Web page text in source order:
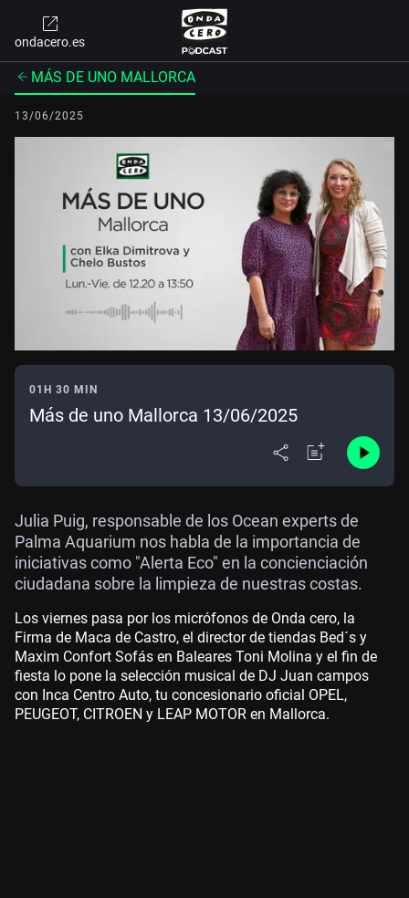
ondacero.es
MÁS DE UNO MALLORCA
13/06/2025
01H 30 MIN
Más de uno Mallorca 13/06/2025
Julia Puig, responsable de los Ocean experts de
Palma Aquarium nos habla de la importancia de
iniciativas como "Alerta Eco" en la concienciación
ciudadana sobre la limpieza de nuestras costas.
Los viernes pasa por los micrófonos de Onda cero, la
Firma de Maca de Castro, el director de tiendas Bed´s y
Maxim Confort Sofás en Baleares Toni Molina y el fin de
fiesta lo pone la selección musical de DJ Juan campos
con Inca Centro Auto, tu concesionario oficial OPEL,
PEUGEOT, CITROEN y LEAP MOTOR en Mallorca.